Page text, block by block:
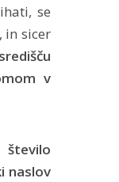
se
in sicer
v
število
naslov